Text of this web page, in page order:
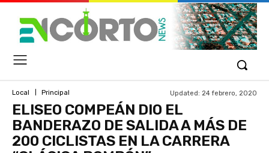
Local Principal Updated: 24 febrero, 2020
ELISEO COMPEÁN DIO EL
BANDERAZO DE SALIDA A MÁS DE
200 CICLISTAS EN LA CARRERA